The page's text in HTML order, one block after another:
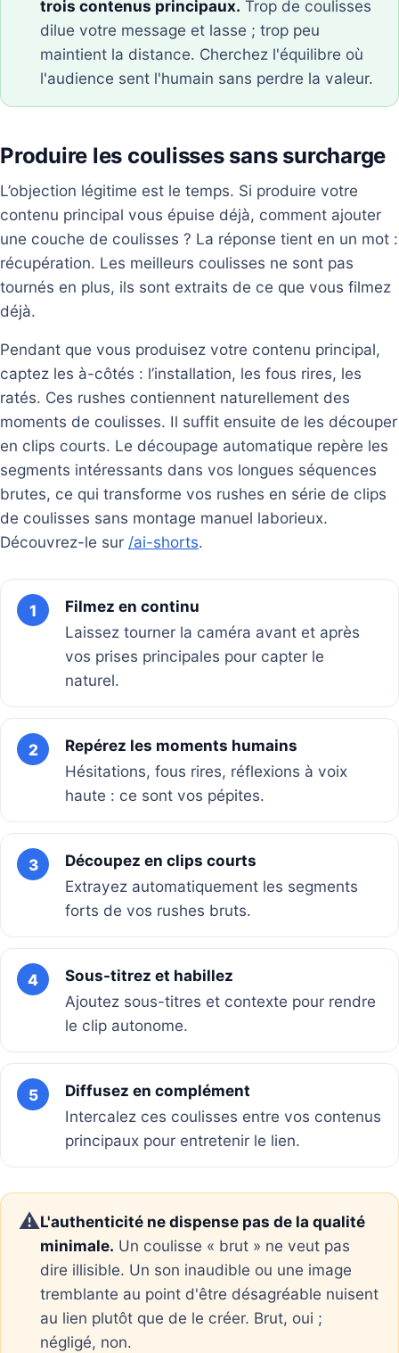
trois contenus principaux. Trop de coulisses
dilue votre message et lasse ; trop peu
maintient la distance. Cherchez l'équilibre où
l'audience sent l'humain sans perdre la valeur.
Produire les coulisses sans surcharge
L’objection légitime est le temps. Si produire votre
contenu principal vous épuise déjà, comment ajouter
une couche de coulisses ? La réponse tient en un mot :
récupération. Les meilleurs coulisses ne sont pas
tournés en plus, ils sont extraits de ce que vous filmez
déjà.
Pendant que vous produisez votre contenu principal,
captez les à-côtés : l’installation, les fous rires, les
ratés. Ces rushes contiennent naturellement des
moments de coulisses. Il suffit ensuite de les découper
en clips courts. Le découpage automatique repère les
segments intéressants dans vos longues séquences
brutes, ce qui transforme vos rushes en série de clips
de coulisses sans montage manuel laborieux.
Découvrez-le sur /ai-shorts.
1
Filmez en continu
Laissez tourner la caméra avant et après
vos prises principales pour capter le
naturel.
2
Repérez les moments humains
Hésitations, fous rires, réflexions à voix
haute : ce sont vos pépites.
3
Découpez en clips courts
Extrayez automatiquement les segments
forts de vos rushes bruts.
4
Sous-titrez et habillez
Ajoutez sous-titres et contexte pour rendre
le clip autonome.
5
Diffusez en complément
Intercalez ces coulisses entre vos contenus
principaux pour entretenir le lien.
⚠️L'authenticité ne dispense pas de la qualité
minimale. Un coulisse « brut » ne veut pas
dire illisible. Un son inaudible ou une image
tremblante au point d'être désagréable nuisent
au lien plutôt que de le créer. Brut, oui ;
négligé, non.